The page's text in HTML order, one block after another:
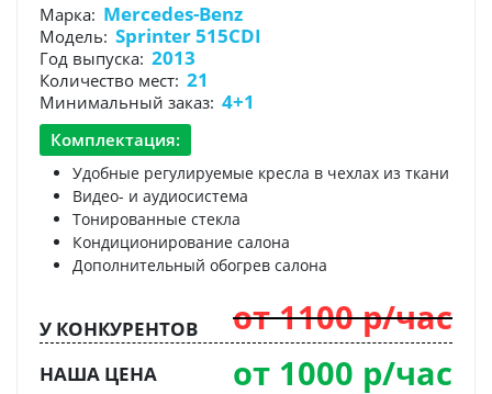
Марка: Mercedes-Benz
Модель: Sprinter 515CDI
Год выпуска: 2013
Количество мест: 21
Минимальный заказ: 4+1
Комплектация:
Удобные регулируемые кресла в чехлах из ткани
Видео- и аудиосистема
Тонированные стекла
Кондиционирование салона
Дополнительный обогрев салона
от 1100 р/час
У КОНКУРЕНТОВ
от 1000 р/час
НАША ЦЕНА